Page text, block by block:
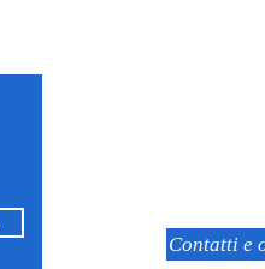
Contatti e